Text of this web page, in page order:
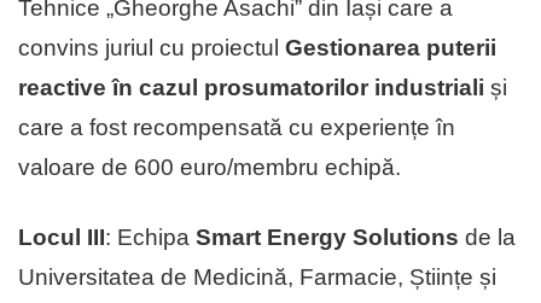
Tehnice „Gheorghe Asachi” din Iași care a
convins juriul cu proiectul Gestionarea puterii
reactive în cazul prosumatorilor industriali și
care a fost recompensată cu experiențe în
valoare de 600 euro/membru echipă.
Locul III: Echipa Smart Energy Solutions de la
Universitatea de Medicină, Farmacie, Științe și